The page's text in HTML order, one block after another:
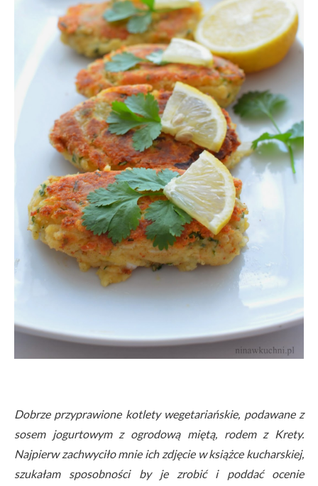
Dobrze przyprawione kotlety wegetariańskie, podawane z
sosem jogurtowym z ogrodową miętą, rodem z Krety.
Najpierw zachwyciło mnie ich zdjęcie w książce kucharskiej,
szukałam sposobności by je zrobić i poddać ocenie